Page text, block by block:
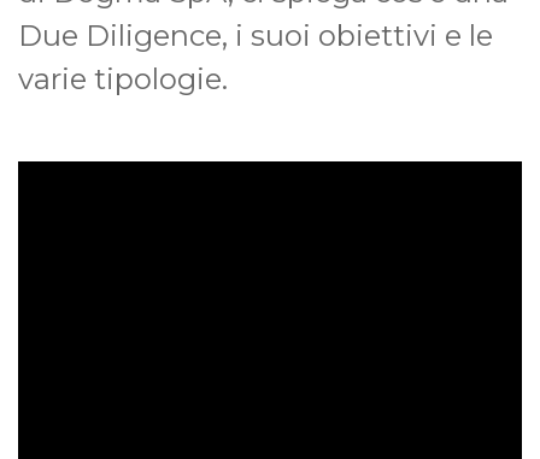
Due Diligence, i suoi obiettivi e le
varie tipologie.